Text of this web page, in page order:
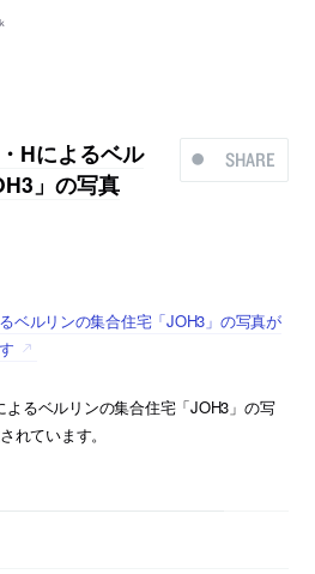
SHARE
Hによるベル
」の写真
ベルリンの集合住宅「JOH3」の写真が
よるベルリンの集合住宅「JOH3」の写
れています。